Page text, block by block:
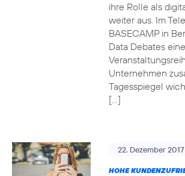
ihre Rolle als
weiter aus. Im
BASECAMP in
Data Debates
Unternehmen
Tagesspiegel
[…]
22. Dezember 2017
HOHE